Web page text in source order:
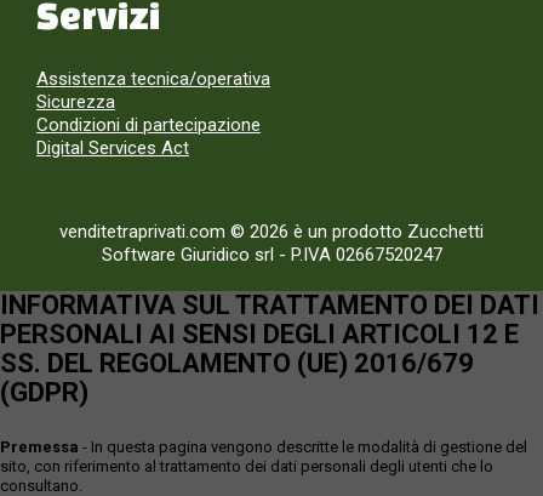
Servizi
Assistenza tecnica/operativa
Sicurezza
Condizioni di partecipazione
Digital Services Act
venditetraprivati.com © 2026 è un prodotto Zucchetti
Software Giuridico srl - P.IVA 02667520247
INFORMATIVA SUL TRATTAMENTO DEI DATI
PERSONALI AI SENSI DEGLI ARTICOLI 12 E
SS. DEL REGOLAMENTO (UE) 2016/679
(GDPR)
Premessa - In questa pagina vengono descritte le modalità di gestione del
sito, con riferimento al trattamento dei dati personali degli utenti che lo
consultano.